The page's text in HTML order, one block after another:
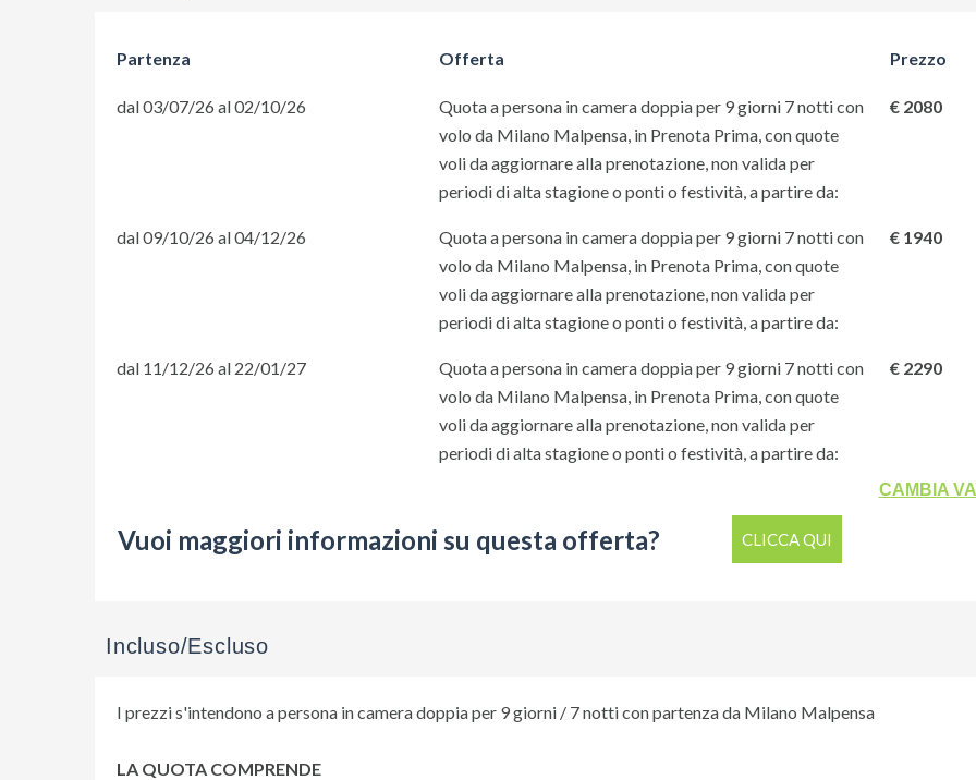
Partenza Offerta Prezzo
dal 03/07/26 al 02/10/26
Quota a persona in camera doppia per 9 giorni 7 notti con
volo da Milano Malpensa, in Prenota Prima, con quote
voli da aggiornare alla prenotazione, non valida per
periodi di alta stagione o ponti o festività, a partire da:
€ 2080
dal 09/10/26 al 04/12/26
Quota a persona in camera doppia per 9 giorni 7 notti con
volo da Milano Malpensa, in Prenota Prima, con quote
voli da aggiornare alla prenotazione, non valida per
periodi di alta stagione o ponti o festività, a partire da:
€ 1940
dal 11/12/26 al 22/01/27
Quota a persona in camera doppia per 9 giorni 7 notti con
volo da Milano Malpensa, in Prenota Prima, con quote
voli da aggiornare alla prenotazione, non valida per
periodi di alta stagione o ponti o festività, a partire da:
€ 2290
CAMBIA
Vuoi maggiori informazioni su questa offerta? CLICCA QUI
Incluso/Escluso
I prezzi s'intendono a persona in camera doppia per 9 giorni / 7 notti con partenza da Milano Malpensa
LA QUOTA COMPRENDE